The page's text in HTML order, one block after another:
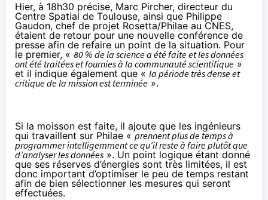
Hier, à 18h30 précise, Marc Pircher, directeur du
Centre Spatial de Toulouse, ainsi que Philippe
Gaudon, chef de projet Rosetta/Philae au CNES,
étaient de retour pour une nouvelle conférence de
presse afin de refaire un point de la situation. Pour
le premier, « 80 % de la science a été faite et les données
ont été traitées et fournies à la communauté scientifique »
et il indique également que « la période très dense et
critique de la mission est terminée ».
Si la moisson est faite, il ajoute que les ingénieurs
qui travaillent sur Philae «prennent plus de temps à
programmer intelligemment ce qu’il reste à faire plutôt que
d’analyser les données ». Un point logique étant donné
que ses réserves d’énergies sont très limitées, il est
donc important d’optimiser le peu de temps restant
afin de bien sélectionner les mesures qui seront
effectuées.